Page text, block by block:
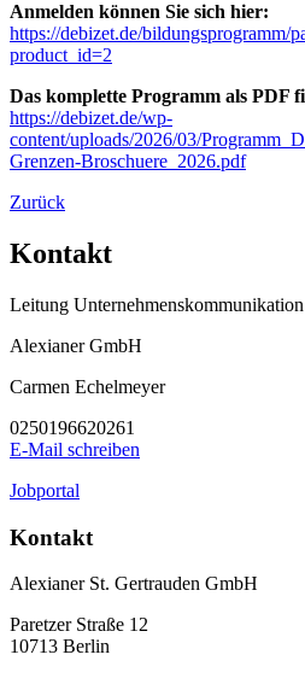
Anmelden können Sie sich hier:
https://debizet.de/bildungsprogramm/
product_id=2
Das komplette Programm als PDF
https://debizet.de/wp-
content/uploads/2026/03/
Grenzen-Broschuere_2026.pdf
Zurück
Kontakt
Leitung Unternehmenskommunikation
Alexianer GmbH
Carmen Echelmeyer
0250196620261
E-Mail schreiben
Jobportal
Kontakt
Alexianer St. Gertrauden GmbH
Paretzer Straße 12
10713 Berlin